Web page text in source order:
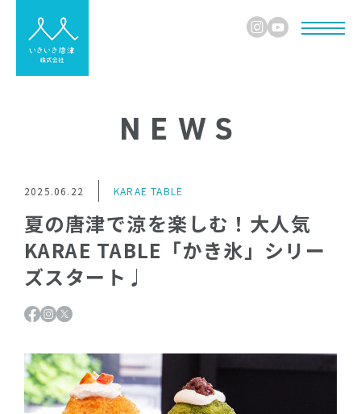
NEWS
2025.06.22 KARAE TABLE
夏の唐津で涼を楽しむ！大人気
KARAE TABLE「かき氷」シリー
ズスタート♩